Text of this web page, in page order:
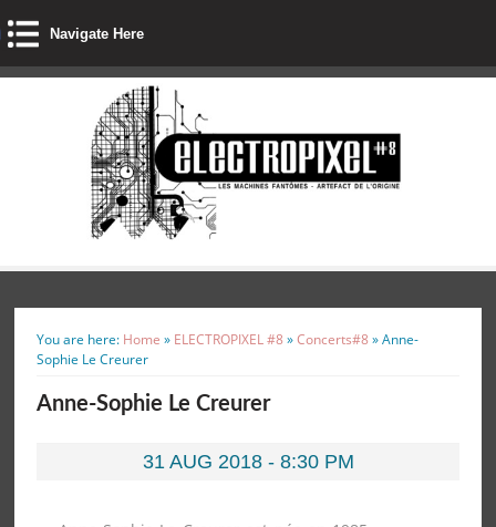
Navigate Here
You are here: Home » ELECTROPIXEL #8 »Concerts#8 »Anne-
Sophie Le Creurer
Anne-Sophie Le Creurer
31 AUG 2018 - 8:30 PM